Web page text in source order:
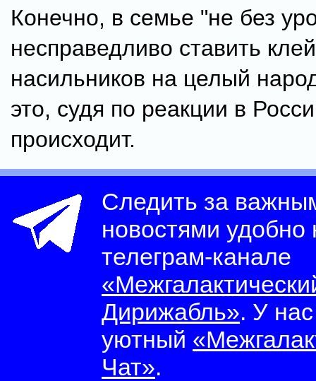
Конечно, в семье "не без
несправедливо ставить
насильников на целый
это, судя по реакции в
происходит.
Следить за
новостями
телеграм-канале
Дирижабль». У
уютный
Чат».